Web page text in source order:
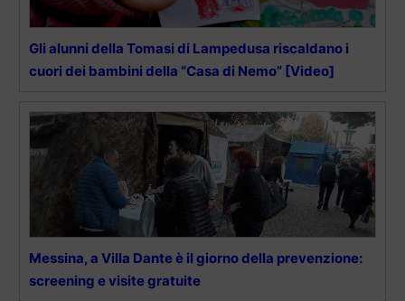
Gli alunni della Tomasi di Lampedusa riscaldano i
cuori dei bambini della “Casa di Nemo” [Video]
Messina, a Villa Dante è il giorno della prevenzione:
screening e visite gratuite